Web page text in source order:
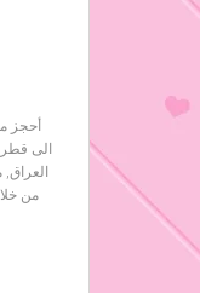
أحجز
الى
من خلال